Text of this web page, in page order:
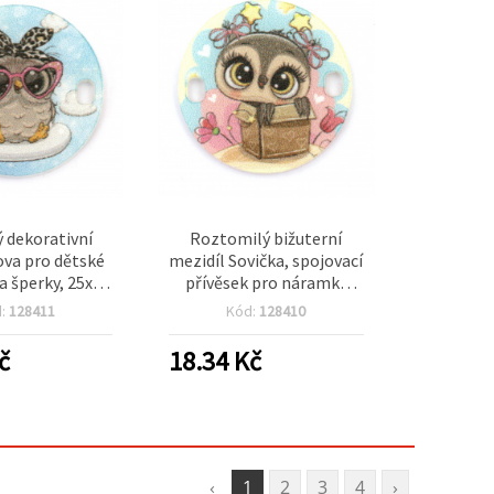
dekorativní
pro dětské
šperky, 25x2
2x3 mm,
128411
Roztomilý bižuterní
mezidíl Sovička, spojovací
přívěsek pro náramky
Martenitsa, 25×2 mm,
Kód: 128410
18.34Kč
‹ 1 2 3 4 ›